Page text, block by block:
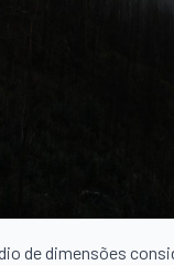
de dimensões